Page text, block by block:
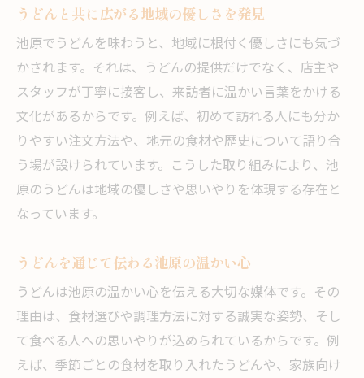
うどんと共に広がる地域の優しさを発見
池原でうどんを味わうと、地域に根付く優しさにも気づ
かされます。それは、うどんの提供だけでなく、店主や
スタッフが丁寧に接客し、来訪者に温かい言葉をかける
文化があるからです。例えば、初めて訪れる人にも分か
りやすい注文方法や、地元の食材や歴史について語り合
う場が設けられています。こうした取り組みにより、池
原のうどんは地域の優しさや思いやりを体現する存在と
なっています。
うどんを通じて伝わる池原の温かい心
うどんは池原の温かい心を伝える大切な媒体です。その
理由は、食材選びや調理方法に対する誠実な姿勢、そし
て食べる人への思いやりが込められているからです。例
えば、季節ごとの食材を取り入れたうどんや、家族向け